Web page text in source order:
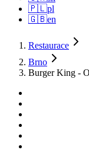
🇵🇱pl
🇬🇧en
Restaurace
Brno
Burger King -